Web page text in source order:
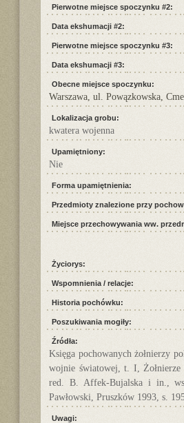
Pierwotne miejsce spoczynku #2:
Data ekshumacji #2:
Pierwotne miejsce spoczynku #3:
Data ekshumacji #3:
Obecne miejsce spoczynku:
Warszawa, ul. Powązkowska,
Lokalizacja grobu:
kwatera wojenna
Upamiętniony:
Nie
Forma upamiętnienia:
Przedmioty znalezione przy
Miejsce przechowywania ww.
Życiorys:
Wspomnienia / relacje:
Historia pochówku:
Poszukiwania mogiły:
Źródła:
Księga pochowanych żołnierzy
wojnie światowej, t. I,
red. B. Affek-Bujalska i in.,
Pawłowski, Pruszków 1993, s.
Uwagi: